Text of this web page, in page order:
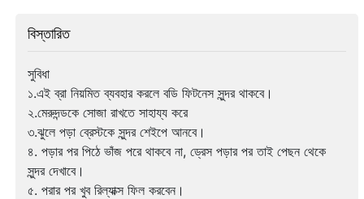
বিস্তারিত
সুবিধা
১.এই ব্রা নিয়মিত ব্যবহার করলে বডি ফিটনেস সুন্দর থাকবে।
২.মেরুদন্ডকে সোজা রাখতে সাহায্য করে
৩.ঝুলে পড়া ব্রেস্টকে সুন্দর শেইপে আনবে।
৪. পড়ার পর পিঠে ভাঁজ পরে থাকবে না, ড্রেস পড়ার পর তাই পেছন থেকে
সুন্দর দেখাবে।
৫. পরার পর খুব রিল্যাক্স ফিল‌ করবেন।